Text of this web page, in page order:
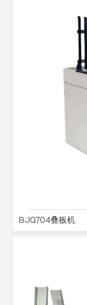
BJQ704叠板机